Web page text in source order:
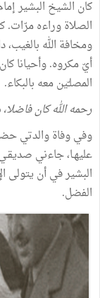
كان الشيخ البشير
الصلاة وراءه
ومخافة الله
أيّ مكروه. وأحيانا
المصلـّين معه بالبكاء.
رحمه الله كان
وفي وفاة والدتي حضر
عليهـا، جاءني
البشير في أن يتولى
الفضل.